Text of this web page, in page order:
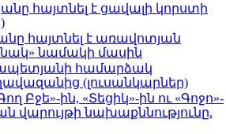
հայտնել է ցավալի կորստի
հայտնել է առավոտյան
նամակի մասին
համարձակ
(լուսանկարներ)
Բջե»-ին, «Տեցիկ»-ին ու «Գոջո»-
վարույթի նախաքննությունը.